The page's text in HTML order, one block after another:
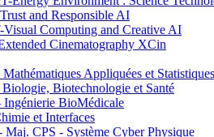
and Responsible AI
Computing and Creative AI
Cinematography XCin
Appliquées et Statistiques
Biotechnologie et Santé
BioMédicale
et Interfaces
CPS - Système Cyber Physique